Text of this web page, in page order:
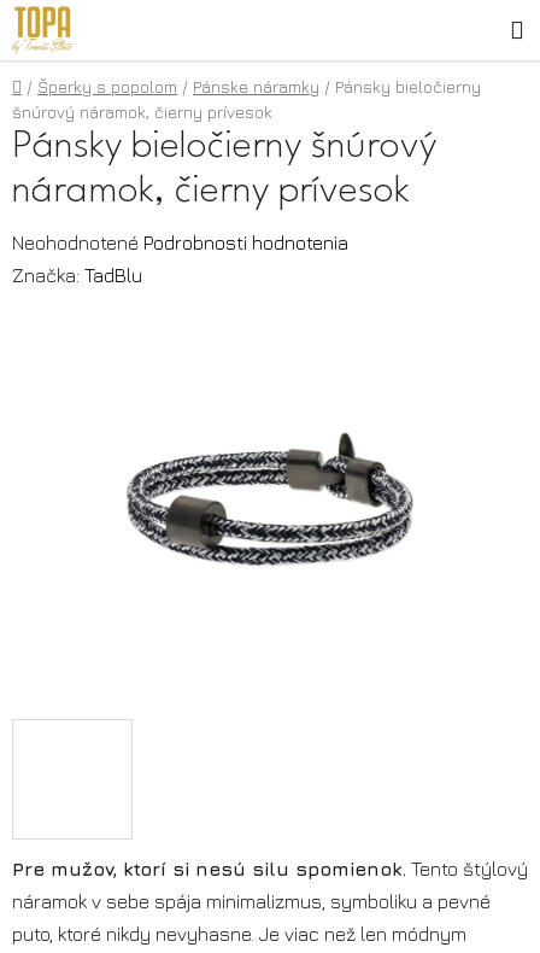
Prejsť
na
obsah
Domov
/ Šperky s popolom / Pánske náramky / Pánsky bieločierny
šnúrový náramok, čierny prívesok
Pre mužov, ktorí si nesú silu spomienok. Tento štýlový
náramok v sebe spája minimalizmus, symboliku a pevné
puto, ktoré nikdy nevyhasne. Je viac než len módnym
Pánsky bieločierny šnúrový
náramok, čierny prívesok
Priemerné
hodnotenie
Neohodnotené Podrobnosti hodnotenia
Značka: TadBlu